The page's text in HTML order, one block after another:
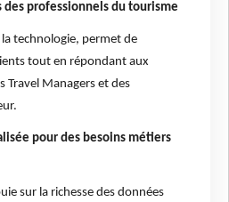
des professionnels du tourisme
technologie, permet de
tout en répondant aux
Travel Managers et des
pour des besoins métiers
sur la richesse des données